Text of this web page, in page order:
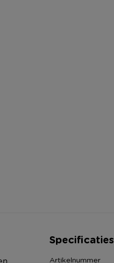
Specificaties
Artikelnummer